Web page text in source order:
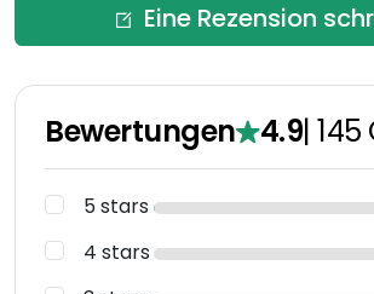
Eine Rezension
Bewertungen 4.9|145
5 stars
4 stars